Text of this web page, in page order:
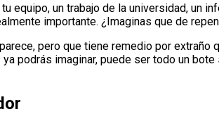
equipo, un trabajo de la universidad, un
importante. ¿Imaginas que de
pero que tiene remedio por extraño
podrás imaginar, puede ser todo un